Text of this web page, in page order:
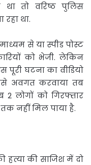
तो वरिष्ठ पुलिस
रहा था.
से या स्पीड पोस्ट
को भेजी. लेकिन
पूरी घटना का वीडियो
अवगत करवाया तब
लोगों को गिरफ्तार
नहीं मिल पाया है.
की साजिश में दो